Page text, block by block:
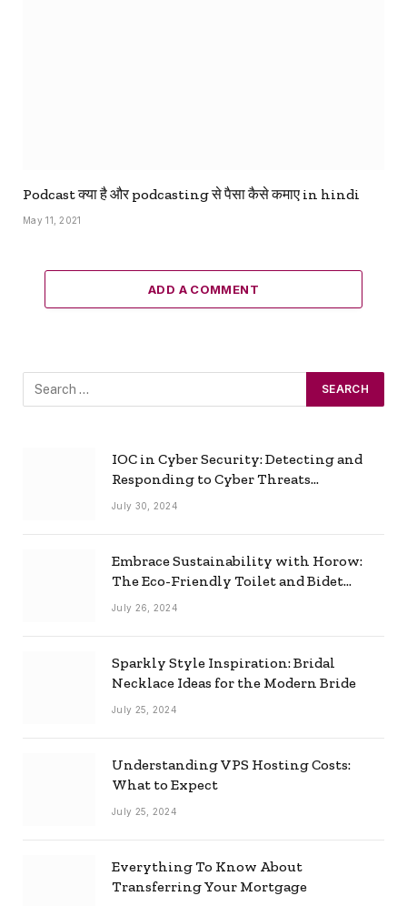
Podcast क्या है और podcasting से पैसा कैसे कमाए in hindi
May 11, 2021
ADD A COMMENT
IOC in Cyber Security: Detecting and
Responding to Cyber Threats
Effectively
July 30, 2024
Embrace Sustainability with Horow:
The Eco-Friendly Toilet and Bidet
Combo
July 26, 2024
Sparkly Style Inspiration: Bridal
Necklace Ideas for the Modern Bride
July 25, 2024
Understanding VPS Hosting Costs:
What to Expect
July 25, 2024
Everything To Know About
Transferring Your Mortgage